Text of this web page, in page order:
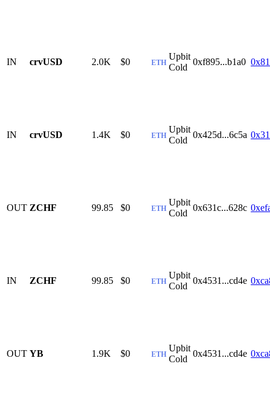
IN crvUSD 2.0K $0 ETH
Upbit
Cold
0xf895...b1a0
IN crvUSD 1.4K $0 ETH
Upbit
Cold
0x425d...6c5a
OUT ZCHF 99.85 $0 ETH
Upbit
Cold
0x631c...628c
IN ZCHF 99.85 $0 ETH
Upbit
Cold
0x4531...cd4e
OUT YB 1.9K $0 ETH
Upbit
Cold
0x4531...cd4e